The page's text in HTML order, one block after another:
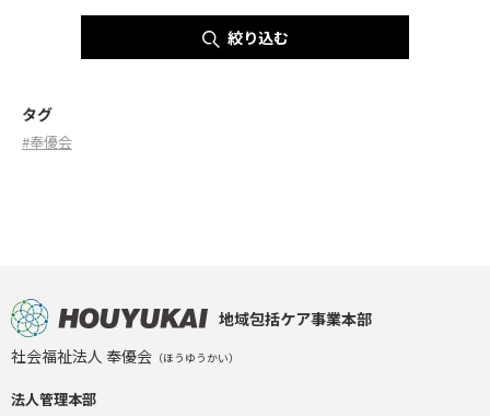
絞り込む
タグ
#奉優会
地域包括ケア事業本部
社会福祉法人 奉優会 （ほうゆうかい）
法人管理本部